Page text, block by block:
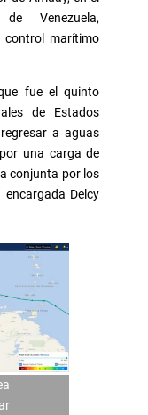
Venezuela,
control marítimo
fue el quinto
de Estados
a aguas
una carga de
conjunta por los
Delcy